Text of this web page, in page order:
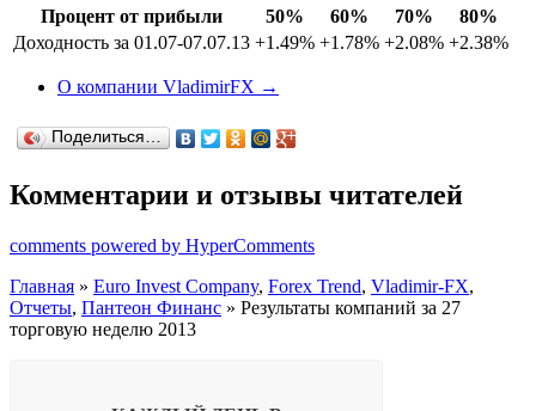
Процент от прибыли 50% 60% 70%
80%
Доходность за 01.07-07.07.13 +1.49% +1.78% +2.08% +2.38%
О компании VladimirFX →
Поделиться…
Комментарии и отзывы читателей
comments powered by HyperComments
Главная » Euro Invest Company, Forex Trend, Vladimir-FX,
Отчеты, Пантеон Финанс » Результаты компаний за 27
торговую неделю 2013